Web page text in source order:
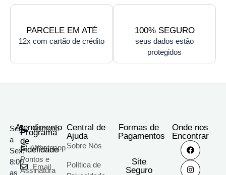
PARCELE EM ATÉ
12x com cartão de crédito
100% SEGURO
seus dados estão
protegidos
Atendimento
Seg
a
Sex;
8:00
as
Telefone
Whatsapp
Email
Programa
de
Fidelidade
Pontos e
Assinatura
Central de
Ajuda
Sobre Nós
Política de
Formas de
Pagamentos
Site
Seguro
Onde nos
Encontrar